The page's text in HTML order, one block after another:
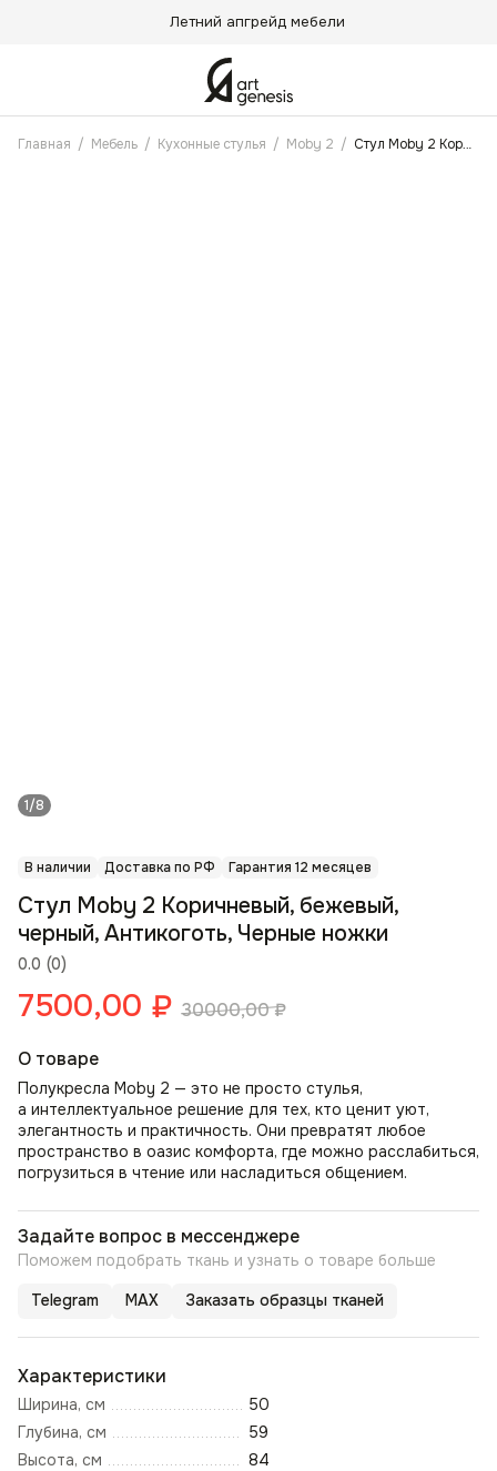
Летний апгрейд мебели
Главная / Мебель / Кухонные стулья / Moby 2 / Стул Moby 2 Коричневый, бежевый, черный, Антикоготь, Черные ножки
1/8
В наличии Доставка по РФ Гарантия 12 месяцев
0.0 (0)
Стул Moby 2 Коричневый, бежевый,
черный, Антикоготь, Черные ножки
7500,00 ₽ 30000,00₽
О товаре
Полукресла Moby 2 — это не просто стулья,
а интеллектуальное решение для тех, кто ценит уют,
элегантность и практичность. Они превратят любое
пространство в оазис комфорта, где можно расслабиться,
погрузиться в чтение или насладиться общением.
Задайте вопрос в мессенджере
Поможем подобрать ткань и узнать о товаре больше
Telegram MAX Заказать образцы тканей
Характеристики
Ширина, см
50
Глубина, см
59
Высота, см
84